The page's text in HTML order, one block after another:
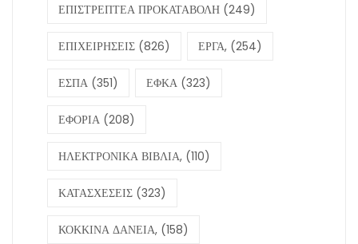
ΕΠΙΣΤΡΕΠΤΕΑ ΠΡΟΚΑΤΑΒΟΛΗ (249)
ΕΠΙΧΕΙΡΗΣΕΙΣ (826) ΕΡΓΑ, (254)
ΕΣΠΑ (351) ΕΦΚΑ (323)
ΕΦΟΡΙΑ (208)
ΗΛΕΚΤΡΟΝΙΚΑ ΒΙΒΛΙΑ, (110)
ΚΑΤΑΣΧΕΣΕΙΣ (323)
ΚΟΚΚΙΝΑ ΔΑΝΕΙΑ, (158)